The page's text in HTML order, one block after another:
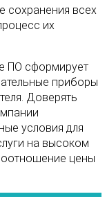
сохранения всех
их
ПО сформирует
приборы
Доверять
условия для
на высоком
цены